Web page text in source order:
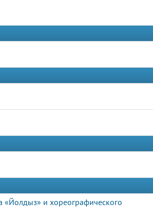
«Йолдыз» и хореографического